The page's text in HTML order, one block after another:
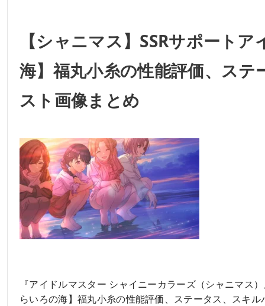
【シャニマス】SSRサポート
海】福丸小糸の性能評価、ス
スト画像まとめ
『アイドルマスター シャイニーカラーズ（シャニマス
らいろの海】福丸小糸の性能評価、ステータス、スキ